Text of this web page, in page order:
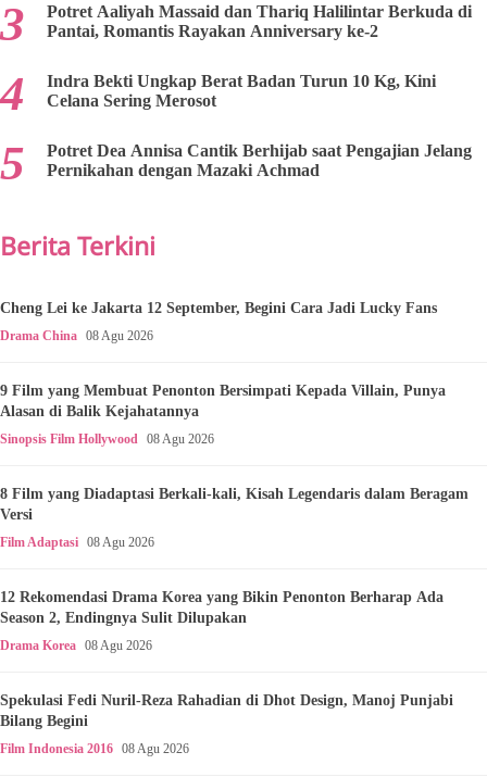
Potret Aaliyah Massaid dan Thariq Halilintar Berkuda di
Pantai, Romantis Rayakan Anniversary ke-2
Indra Bekti Ungkap Berat Badan Turun 10 Kg, Kini
Celana Sering Merosot
Potret Dea Annisa Cantik Berhijab saat Pengajian Jelang
Pernikahan dengan Mazaki Achmad
Berita Terkini
Cheng Lei ke Jakarta 12 September, Begini Cara Jadi Lucky Fans
Drama China 08 Agu 2026
9 Film yang Membuat Penonton Bersimpati Kepada Villain, Punya
Alasan di Balik Kejahatannya
Sinopsis Film Hollywood 08 Agu 2026
8 Film yang Diadaptasi Berkali-kali, Kisah Legendaris dalam Beragam
Versi
Film Adaptasi 08 Agu 2026
12 Rekomendasi Drama Korea yang Bikin Penonton Berharap Ada
Season 2, Endingnya Sulit Dilupakan
Drama Korea 08 Agu 2026
Spekulasi Fedi Nuril-Reza Rahadian di Dhot Design, Manoj Punjabi
Bilang Begini
Film Indonesia 2016 08 Agu 2026